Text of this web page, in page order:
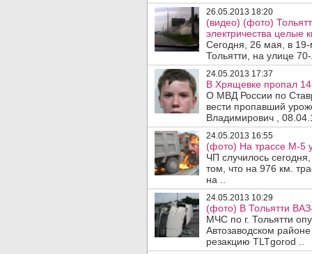
26.05.2013 18:20
(видео) (фото)
электричества целые
Сегодня, 26 мая, в 19-
Тольятти, на улице
24.05.2013 17:37
В Хрящевке пропал
О МВД России по
вести пропавший
Владимирович ,
24.05.2013 16:55
(фото) На трассе М-5 у
ЧП случилось
том, что на 976 км.
на ..
24.05.2013 10:29
(фото) В Тольятти
МЧС по г. Тольятти
Автозаводском
резакцию TLTgorod ..